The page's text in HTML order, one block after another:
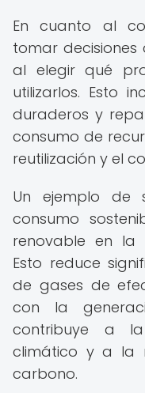
En cuanto al
tomar decisiones
al elegir qué
utilizarlos. Esto
duraderos y
consumo de
reutilización y el
Un ejemplo de
consumo
renovable en la
Esto reduce
de gases de
con la
contribuye a
climático y a la
carbono.